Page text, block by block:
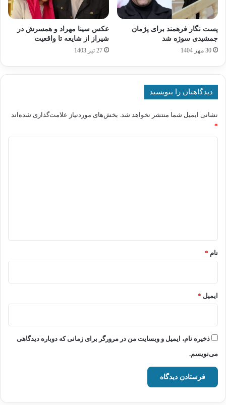
پست نگار فرهمند برای پژمان
جمشیدی سوژه شد
30 مهر 1404
عکس سینا مهراد و همسرش در
شیراز از شایعه تا واقعیت
27 تیر 1403
دیدگاهتان را بنویسید
نشانی ایمیل شما منتشر نخواهد شد. بخش‌های موردنیاز علامت‌گذاری شده‌اند
*
نام *
ایمیل *
ذخیره نام، ایمیل و وبسایت من در مرورگر برای زمانی که دوباره دیدگاهی
می‌نویسم.